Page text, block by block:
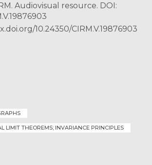
Audiovisual resource. DOI:
10.24350/CIRM.V.19876903
LIMIT THEOREMS; INVARIANCE PRINCIPLES